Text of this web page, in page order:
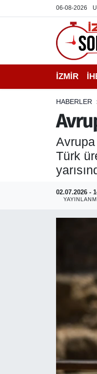
06-08-2026
İZMİR
HABERLER
Türk
02.07.2026 -
İHBAR HATTI
DEPREM
EKONOMİ
SİYASET
İzmir Nöbetçi
İzmir Hava Durumu
İzmir Namaz
İzmir Trafik
Puan Durumu ve
Tüm Manşetler